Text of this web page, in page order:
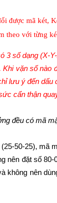
được mã két,
theo với từng
3 số dạng (X-
vặn số nào
lưu ý đến dấu
cẩn thận
đều có mã
50-25), mã
nên đặt số 80-
không nên